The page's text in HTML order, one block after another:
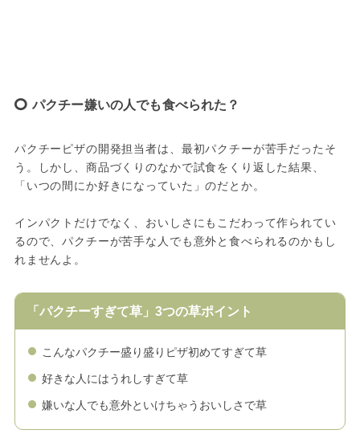
パクチー嫌いの人でも食べられた？
パクチーピザの開発担当者は、最初パクチーが苦手だったそ
う。しかし、商品づくりのなかで試食をくり返した結果、
「いつの間にか好きになっていた」のだとか。
インパクトだけでなく、おいしさにもこだわって作られてい
るので、パクチーが苦手な人でも意外と食べられるのかもし
れませんよ。
「パクチーすぎて草」3つの草ポイント
こんなパクチー盛り盛りピザ初めてすぎて草
好きな人にはうれしすぎて草
嫌いな人でも意外といけちゃうおいしさで草